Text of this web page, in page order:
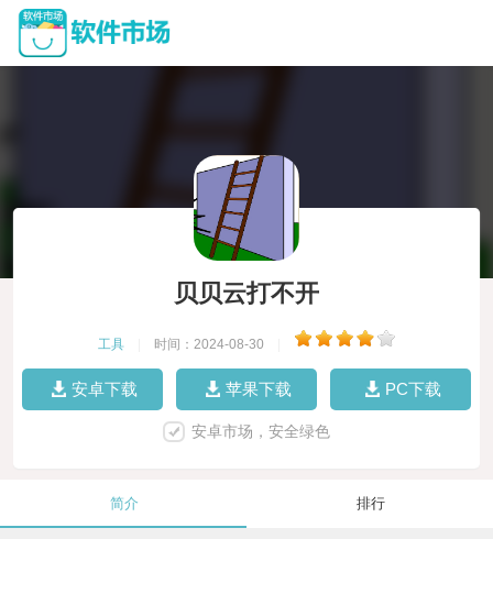
贝贝云打不开
工具 时间：2024-08-30
安卓下载 苹果下载 PC下载
安卓市场，安全绿色
简介 排行